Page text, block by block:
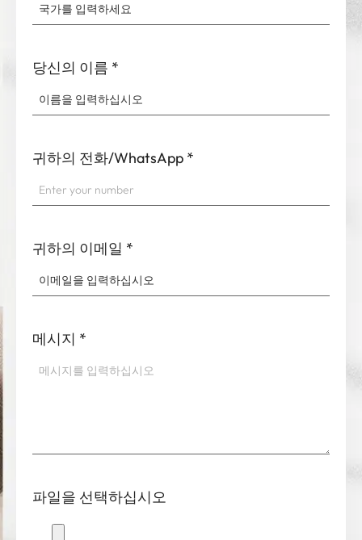
당신의 이름 *
귀하의 전화/WhatsApp *
귀하의 이메일 *
메시지 *
파일을 선택하십시오